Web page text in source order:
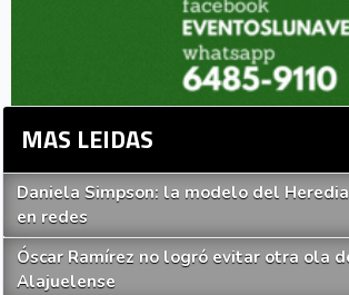
MAS LEIDAS
Daniela Simpson: la modelo del
en redes
Óscar Ramírez no logró evitar otra ola
Alajuelense